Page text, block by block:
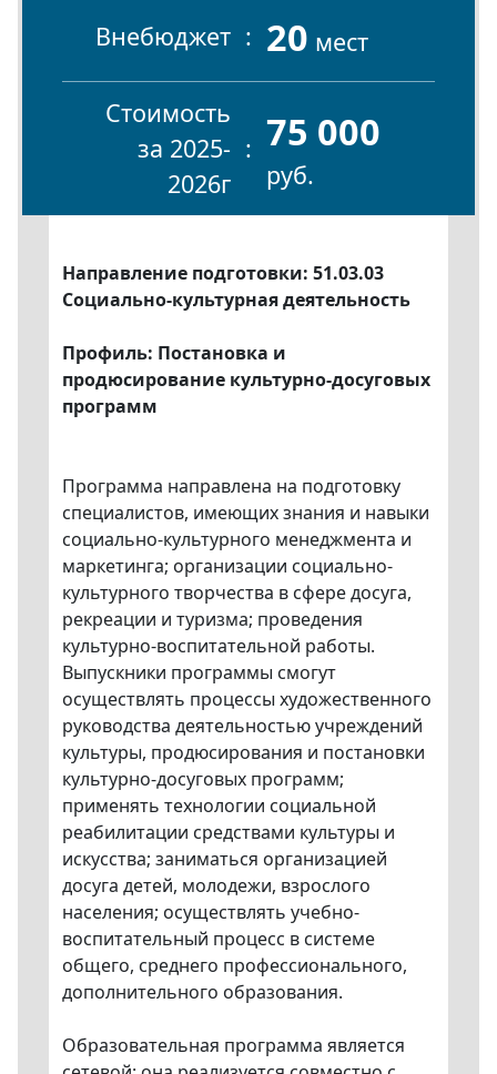
Внебюджет 20 мест
Стоимость
за 2025-
2026г
75 000
руб.
Направление подготовки: 51.03.03
Социально-культурная деятельность
Профиль: Постановка и
продюсирование культурно-досуговых
программ
Программа направлена на подготовку
специалистов, имеющих знания и навыки
социально-культурного менеджмента и
маркетинга; организации социально-
культурного творчества в сфере досуга,
рекреации и туризма; проведения
культурно-воспитательной работы.
Выпускники программы смогут
осуществлять процессы художественного
руководства деятельностью учреждений
культуры, продюсирования и постановки
культурно-досуговых программ;
применять технологии социальной
реабилитации средствами культуры и
искусства; заниматься организацией
досуга детей, молодежи, взрослого
населения; осуществлять учебно-
воспитательный процесс в системе
общего, среднего профессионального,
дополнительного образования.
Образовательная программа является